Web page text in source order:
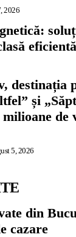
2026
eficientă
destinația
și
milioane
5, 2026
din
cazare